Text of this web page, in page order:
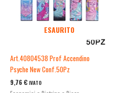
ESAURITO
Art.40804538 Prof Accendino
Psyche New Conf.50Pz
9,76 € IVATO